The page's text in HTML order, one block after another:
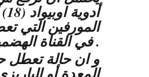
المورفين التي
في القناة الهضمية .
و ان حالة تعطل